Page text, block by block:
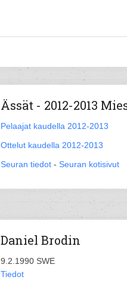
Ässät - 2012-2013
Pelaajat kaudella 2012-2013
Ottelut kaudella 2012-2013
Seuran tiedot - Seuran kotisivut
Daniel Brodin
9.2.1990 SWE
Tiedot